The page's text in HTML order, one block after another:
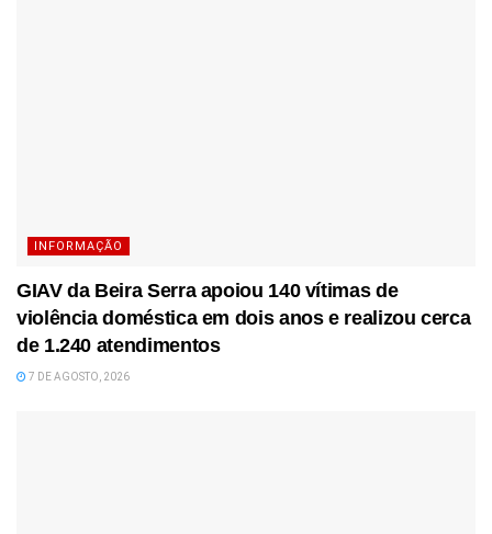
INFORMAÇÃO
GIAV da Beira Serra apoiou 140 vítimas de
violência doméstica em dois anos e realizou cerca
de 1.240 atendimentos
7 DE AGOSTO, 2026